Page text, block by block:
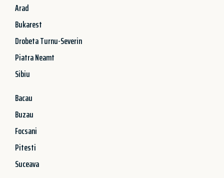
Arad
Bukarest
Drobeta Turnu-Severin
Piatra Neamt
Sibiu
Bacau
Buzau
Focsani
Pitesti
Suceava